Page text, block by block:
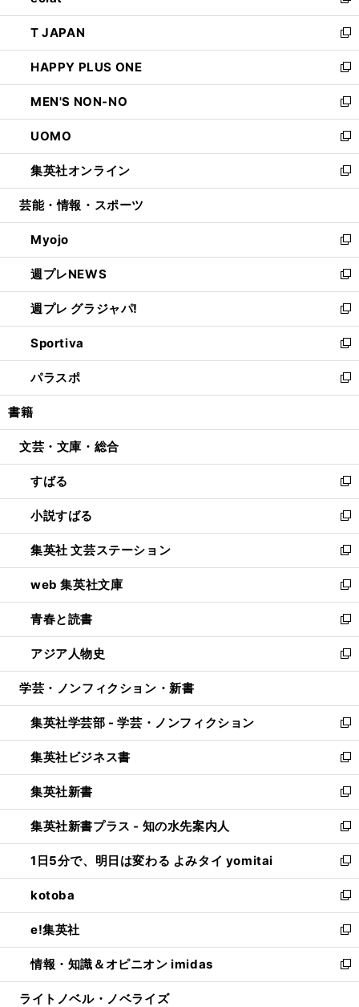
開
く
ウ
で
開
く
ン
ド
ウ
で
開
く
ウ
ィ
ン
ド
ウ
で
開
く
し
い
ウ
ィ
ン
ド
ウ
で
開
く
T JAPAN
新
し
い
ウ
ィ
ン
ド
ウ
で
開
HAPPY PLUS ONE
新
し
い
ウ
ィ
ン
ド
ウ
開
く
MEN'S NON-NO
新
し
い
ウ
ィ
ン
ウ
で
開
く
UOMO
新
し
い
ウ
ン
ド
ウ
で
開
く
集英社オンライン
新
し
ウ
ィ
ン
ド
ウ
で
開
く
芸能・情報・スポーツ
Myojo
新
し
い
ウ
ィ
ン
ド
ウ
で
開
週プレNEWS
新
し
い
ウ
ィ
ン
ド
ウ
開
週プレ グラジャパ!
新
し
い
ウ
ィ
ン
ウ
開
く
Sportiva
新
し
い
ウ
ン
ウ
で
開
く
パラスポ
新
し
ウ
ン
ド
ウ
で
開
く
書籍
文芸・文庫・総合
すばる
新
し
い
ウ
ィ
ン
ド
ウ
で
開
く
小説すばる
新
し
い
ウ
ィ
ン
ド
ウ
で
開
集英社 文芸ステーション
新
し
い
ウ
ィ
ン
ド
ウ
開
く
web 集英社文庫
新
し
い
ウ
ィ
ン
ウ
で
開
く
青春と読書
新
し
い
ウ
ン
ド
ウ
で
開
く
アジア人物史
新
し
ウ
ィ
ン
ド
ウ
で
開
く
学芸・ノンフィクション・新書
集英社学芸部 - 学芸・ノンフィクション
新
し
い
ウ
ィ
ン
ド
ウ
で
開
く
集英社ビジネス書
新
し
い
ウ
ィ
ン
ド
ウ
で
開
く
集英社新書
新
し
い
ウ
ィ
ン
ド
ウ
で
開
く
集英社新書プラス - 知の水先案内人
新
し
い
ウ
ィ
ン
ド
ウ
で
開
1日5分で、明日は変わる よみタイ yomitai
新
し
い
ウ
ィ
ン
ド
ウ
kotoba
新
し
い
ウ
ィ
ン
e!集英社
新
し
い
ウ
情報・知識＆オピニオン imidas
新
し
ライトノベル・ノベライズ